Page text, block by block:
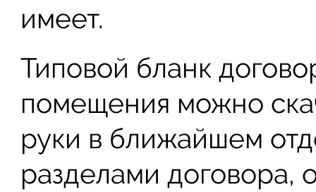
имеет.
Типовой бланк
помещения можно
руки в ближайшем
разделами